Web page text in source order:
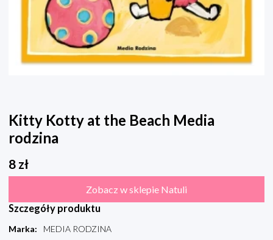
Kitty Kotty at the Beach Media
rodzina
8 zł
Zobacz w sklepie Natuli
Szczegóły produktu
Marka:
MEDIA RODZINA